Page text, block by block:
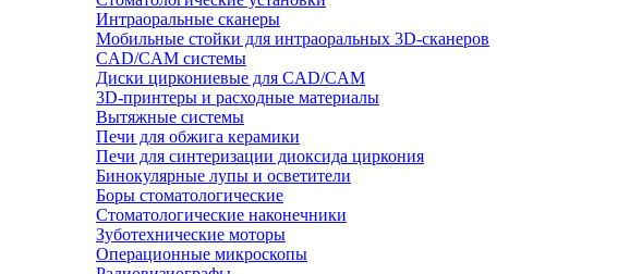
Интраоральные сканеры
Мобильные стойки для интраоральных 3D-сканеров
CAD/CAM системы
Диски циркониевые для CAD/CAM
3D-принтеры и расходные материалы
Вытяжные системы
Печи для обжига керамики
Печи для синтеризации диоксида циркония
Бинокулярные лупы и осветители
Боры стоматологические
Стоматологические наконечники
Зуботехнические моторы
Операционные микроскопы